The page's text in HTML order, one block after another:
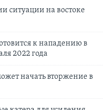
ситуации на востоке
к нападению в
2022 года
начать вторжение в